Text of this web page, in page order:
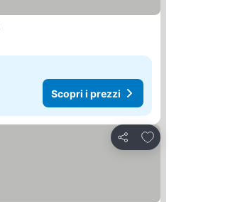
Scopri i prezzi
Condividi
Aggiungi ai preferiti